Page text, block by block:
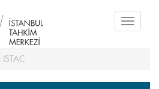
Toggle
ISTAC